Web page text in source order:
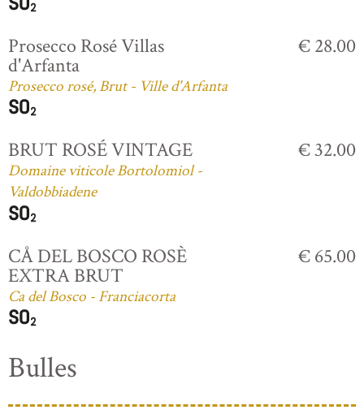
Prosecco Rosé Villas
d'Arfanta
Prosecco rosé, Brut - Ville d'Arfanta
€ 28.00
BRUT ROSÉ VINTAGE
Domaine viticole Bortolomiol -
Valdobbiadene
€ 32.00
CÅ DEL BOSCO ROSÈ
EXTRA BRUT
Ca del Bosco - Franciacorta
€ 65.00
Bulles